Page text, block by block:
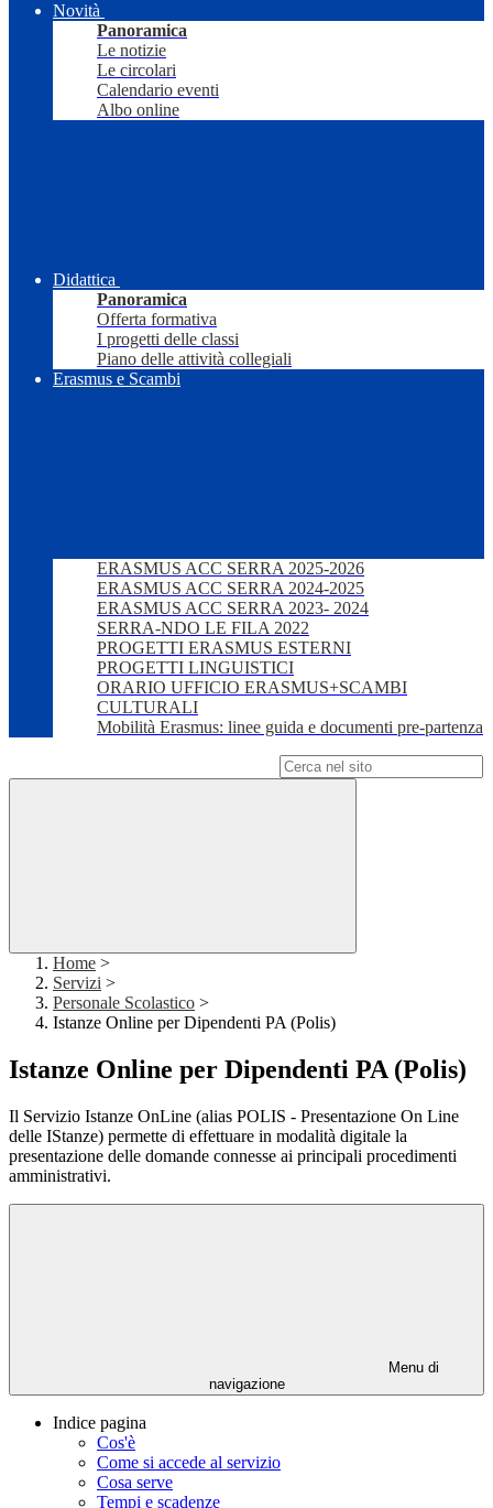
Novità
Panoramica
Le notizie
Le circolari
Calendario eventi
Albo online
Didattica
Panoramica
Offerta formativa
I progetti delle classi
Piano delle attività collegiali
Erasmus e Scambi
ERASMUS ACC SERRA 2025-2026
ERASMUS ACC SERRA 2024-2025
ERASMUS ACC SERRA 2023- 2024
SERRA-NDO LE FILA 2022
PROGETTI ERASMUS ESTERNI
PROGETTI LINGUISTICI
ORARIO UFFICIO ERASMUS+SCAMBI
CULTURALI
Mobilità Erasmus: linee guida e documenti pre-partenza
Home >
Servizi >
Personale Scolastico >
Istanze Online per Dipendenti PA (Polis)
Istanze Online per Dipendenti PA (Polis)
Il Servizio Istanze OnLine (alias POLIS - Presentazione On Line
delle IStanze) permette di effettuare in modalità digitale la
presentazione delle domande connesse ai principali procedimenti
amministrativi.
Menu di
navigazione
Indice pagina
Cos'è
Come si accede al servizio
Cosa serve
Tempi e scadenze